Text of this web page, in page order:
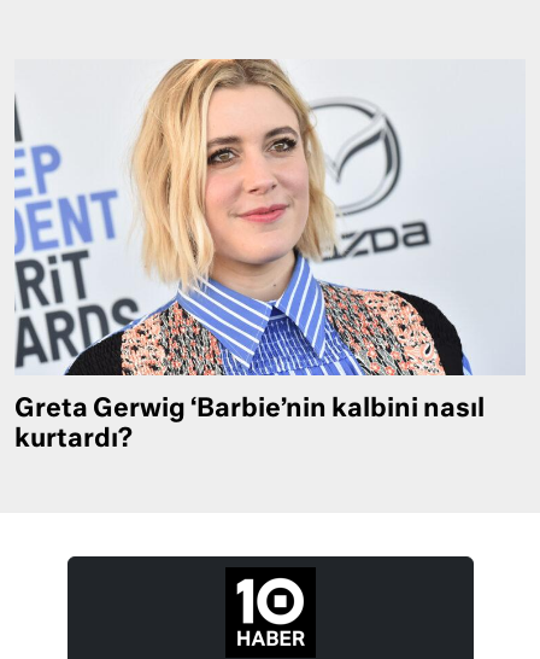
Greta Gerwig ‘Barbie’nin kalbini nasıl
kurtardı?